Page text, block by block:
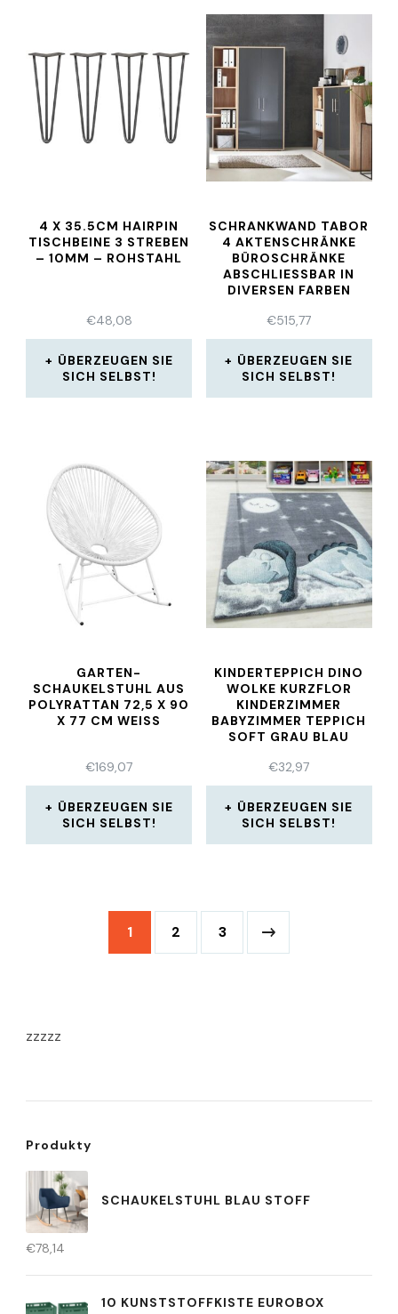
4 X 35.5CM HAIRPIN
TISCHBEINE 3 STREBEN
– 10MM – ROHSTAHL
€48,08
ÜBERZEUGEN SIE
SICH SELBST!
SCHRANKWAND TABOR
4 AKTENSCHRÄNKE
BÜROSCHRÄNKE
ABSCHLIESSBAR IN D
IVERSEN FARBEN
€515,77
ÜBERZEUGEN SIE
SICH SELBST!
GARTEN-
SCHAUKELSTUHL AUS
POLYRATTAN 72,5 X 90
X 77 CM WEISS
€169,07
ÜBERZEUGEN SIE
SICH SELBST!
KINDERTEPPICH DINO
WOLKE KURZFLOR
KINDERZIMMER
BABYZIMMER TEPPICH
SOFT GRAU BLAU
€32,97
ÜBERZEUGEN SIE
SICH SELBST!
1 2 3
zzzzz
Produkty
SCHAUKELSTUHL BLAU STOFF
€78,14
10 KUNSTSTOFFKISTE EUROBOX